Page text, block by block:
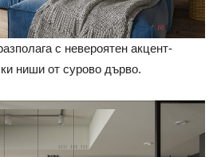
с невероятен акцент-
ниши от сурово дърво.